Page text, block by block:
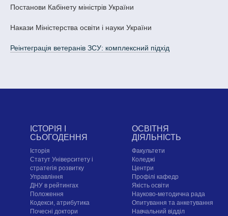
Постанови Кабінету міністрів України
Накази Міністерства освіти і науки України
Реінтеграція ветеранів ЗСУ: комплексний підхід
ІСТОРІЯ І
СЬОГОДЕННЯ
Історія
Статут Університету і
стратегія розвитку
Управління
ДНУ в рейтингах
Положення
Кодекси, атрибутика
Почесні доктори
ОСВІТНЯ
ДІЯЛЬНІСТЬ
Факультети
Коледжі
Центри
Профілі кафедр
Якість освіти
Науково-методична рада
Опитування та анкетування
Навчальний відділ